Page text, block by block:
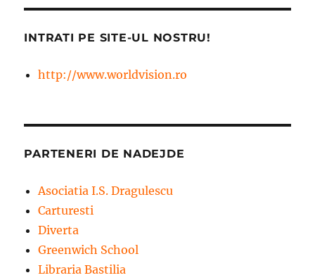
INTRATI PE SITE-UL NOSTRU!
http://www.worldvision.ro
PARTENERI DE NADEJDE
Asociatia I.S. Dragulescu
Carturesti
Diverta
Greenwich School
Libraria Bastilia